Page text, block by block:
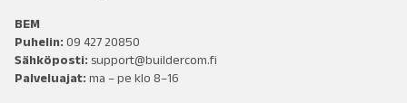
BEM
Puhelin: 09 427 20850
Sähköposti: support@buildercom.fi
Palveluajat: ma – pe klo 8–16